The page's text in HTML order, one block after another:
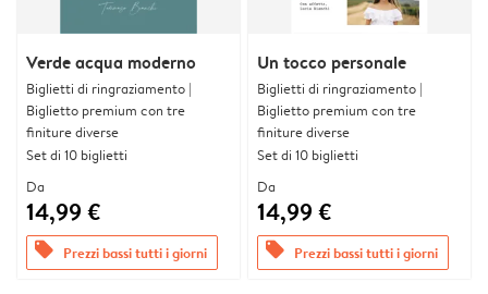
Verde acqua moderno
Biglietti di ringraziamento |
Biglietto premium con tre
finiture diverse
Set di 10 biglietti
Da
14,99 €
offers Prezzi bassi tutti i giorni
Un tocco personale
Biglietti di ringraziamento |
Biglietto premium con tre
finiture diverse
Set di 10 biglietti
Da
14,99 €
offers Prezzi bassi tutti i giorni